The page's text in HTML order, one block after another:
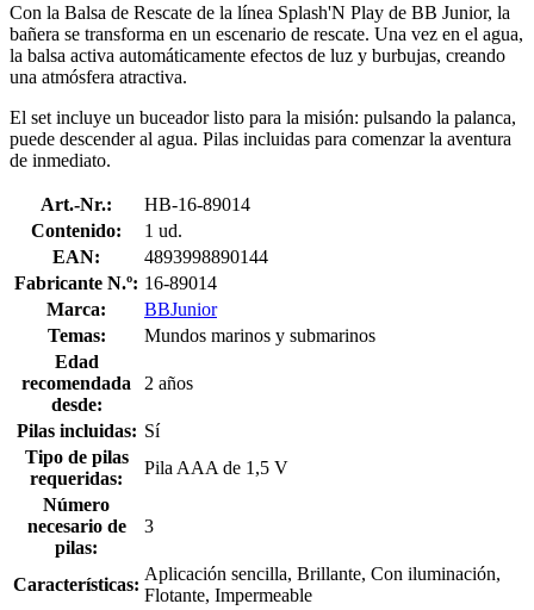
Con la Balsa de Rescate de la línea Splash'N Play de BB Junior, la
bañera se transforma en un escenario de rescate. Una vez en el agua,
la balsa activa automáticamente efectos de luz y burbujas, creando
una atmósfera atractiva.
El set incluye un buceador listo para la misión: pulsando la palanca,
puede descender al agua. Pilas incluidas para comenzar la aventura
de inmediato.
Art.-Nr.:
HB-16-89014
Contenido:
1 ud.
EAN:
4893998890144
Fabricante N.º: 16-89014
Marca:
BBJunior
Temas:
Mundos marinos y submarinos
Edad
recomendada
desde:
2 años
Pilas incluidas: Sí
Tipo de pilas
requeridas:
Pila AAA de 1,5 V
Número
necesario de
pilas:
3
Características:
Aplicación sencilla, Brillante, Con iluminación,
Flotante, Impermeable